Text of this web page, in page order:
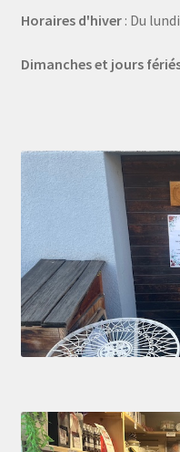
Horaires d'hiver: Du
Dimanches et jours